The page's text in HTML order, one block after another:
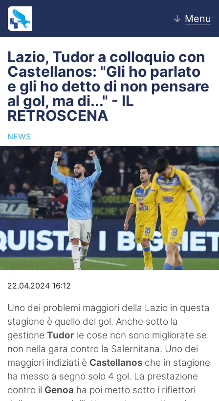
↓ Menu
Home
News
Editoriale
Pagelle
Settore Giovanile
Lazio Women
Calciomercato
Video
Lazio, Tudor a colloquio con
Castellanos: "Gli ho parlato
e gli ho detto di non pensare
al gol, ma di..." - IL
RETROSCENA
NEWS
22.04.2024 16:12
Uno dei problemi maggiori della Lazio in questa
stagione è quello del gol. Anche sotto la
gestione Tudor le cose non sono migliorate se
non nella gara contro la Salernitana. Uno dei
maggiori indiziati è Castellanos che in stagione
ha messo a segno solo 4 gol. La prestazione
contro il Genoa ha poi metto sotto i riflettori